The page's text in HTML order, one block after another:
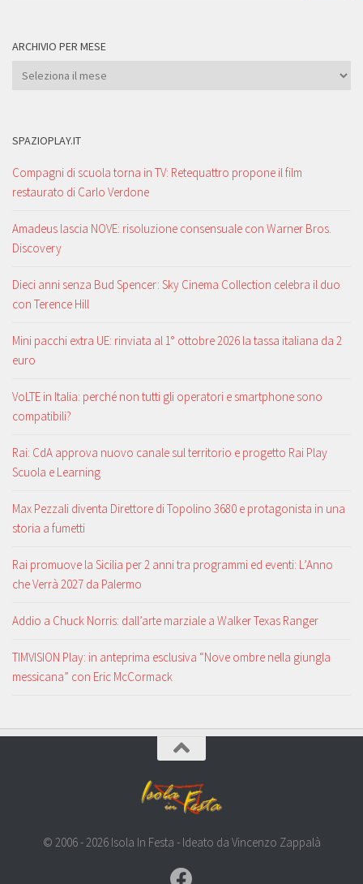
ARCHIVIO PER MESE
Archivio
SPAZIOPLAY.IT
Compagni di scuola torna in TV: Retequattro propone il film
restaurato di Carlo Verdone
Amadeus lascia NOVE: risoluzione consensuale con Warner Bros.
Discovery
Dieci anni senza Bud Spencer: Sky Cinema Collection celebra il duo
con Terence Hill
Mini pacchi extra UE: rinviata al 1° ottobre 2026 la tassa italiana da 2
euro
VoLTE in Italia: perché non tutti gli operatori e smartphone sono
compatibili?
Rai: CdA approva nuovo canale sul territorio e progetto Rai Play
Scuola e Learning
Max Pezzali diventa Direttore di Topolino 3680 e protagonista in una
storia a fumetti
Rai promuove la Sicilia per 2 anni tra programmi ed eventi: L’Anno
che Verrà 2027 da Palermo
Addio a Chuck Norris: dall’arte marziale a Walker Texas Ranger
TIMVISION Play: in anteprima esclusiva “Nove ombre nella giungla
messicana” con Eric McCormack
© 2006 - 2026 Isola In Festa - Ideato da Vincenzo Zappalà